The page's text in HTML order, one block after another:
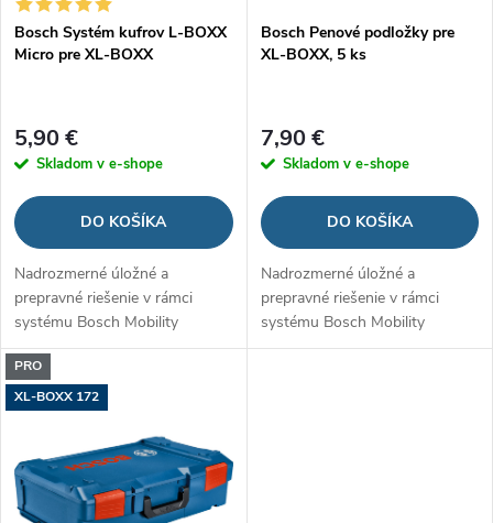
p
o
d
u
k
t
v
p
r
o
d
u
k
t
o
v
Bosch Systém kufrov L-BOXX
Micro pre XL-BOXX
5,90 €
Skladom v e-shope
DO KOŠÍKA
Nadrozmerné úložné a
prepravné riešenie v rámci
systému Bosch Mobility
Bosch Penové podložky pre
XL-BOXX, 5 ks
7,90 €
Skladom v e-shope
DO KOŠÍKA
Nadrozmerné úložné a
prepravné riešenie v rámci
systému Bosch Mobility
PRO
XL-BOXX 172